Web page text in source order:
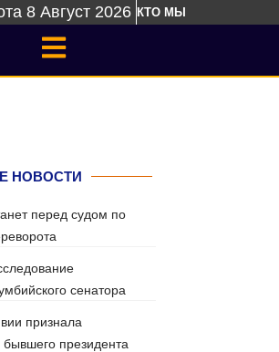
8 Август 2026 КТО МЫ
НОВОСТИ
перед судом по
сенатора
признала
президента